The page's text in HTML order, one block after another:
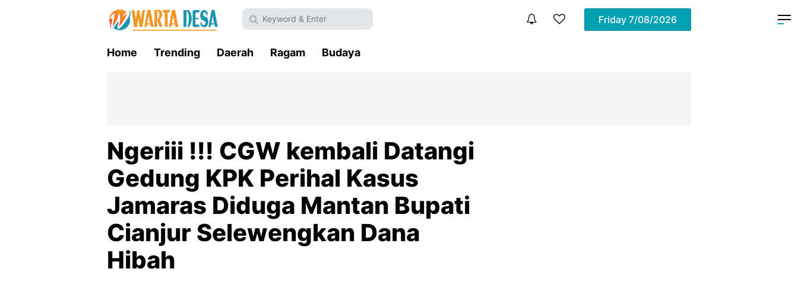
Friday 7/08/2026
Home Trending Daerah Ragam Budaya
Ngeriii !!! CGW kembali Datangi
Gedung KPK Perihal Kasus
Jamaras Diduga Mantan Bupati
Cianjur Selewengkan Dana
Hibah